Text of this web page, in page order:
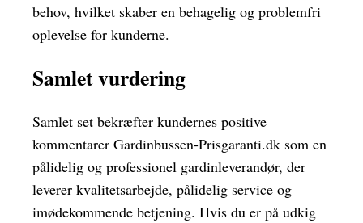
behov, hvilket skaber en behagelig og problemfri
oplevelse for kunderne.
Samlet vurdering
Samlet set bekræfter kundernes positive
kommentarer Gardinbussen-Prisgaranti.dk som en
pålidelig og professionel gardinleverandør, der
leverer kvalitetsarbejde, pålidelig service og
imødekommende betjening. Hvis du er på udkig